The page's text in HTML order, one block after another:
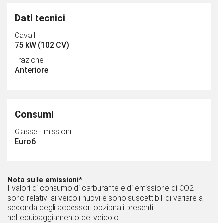
Dati tecnici
Cavalli
75 kW (102 CV)
Trazione
Anteriore
Consumi
Classe Emissioni
Euro6
Nota sulle emissioni*
I valori di consumo di carburante e di emissione di CO2
sono relativi ai veicoli nuovi e sono suscettibili di variare a
seconda degli accessori opzionali presenti
nell'equipaggiamento del veicolo.